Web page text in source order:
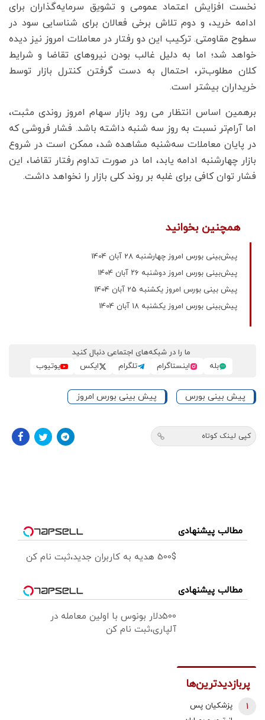
نخست افزایش اعتماد عمومی و تشویق سرمایه‌گذاران برای
ادامه خرید، و دوم تلاش برخی فعالان برای شناسایی سود در
سطوح مقاومتی. ترکیب این دو رفتار در معاملات امروز نیز دیده
خواهد شد؛ اما به دلیل غالب بودن نیروهای تقاضا و شرایط
کلان مطلوب‌تر، احتمال به دست گرفتن کنترل بازار توسط
خریداران بیشتر است.
برهمین اساس انتظار می رود بازار سهام امروز روندی مثبت،
اما آرام‌تر نسبت به روز سه شنبه داشته باشد. فشار فروشی که
در پایان معاملات سه‌شنبه مشاهده شد، ممکن است در شروع
بازار چهارشنبه ادامه یابد، اما در صورت تداوم رفتار تقاضا، این
فشار توان کافی برای غلبه بر روند کلی بازار را نخواهد داشت.
همچنین بخوانید
پیش‌بینی بورس امروز چهارشنبه 28 آبان 1404
پیش‌بینی بورس امروز دوشنبه ۲۶ آبان ۱۴۰۴
پیش‌ بینی بورس امروز یکشنبه 25 آبان 1404
پیش‌بینی بورس امروز یکشنبه 18 آبان 1404
ما را در شبکه‌های اجتماعی دنبال کنید
بله
اینستاگرام تلگرام ایکس یوتیوب
پیش بینی بورس پیش بینی بورس امروز
کپی لینک کوتاه
مطالب پیشنهادی
500$ هدیه به کاربران جدید،ثبت نام کن
مطالب پیشنهادی
500دلار بونوس با اولین معامله در
آلپاری،ثبت نام کن
پربازدیدترین‌ها
پزشکیان پس
1